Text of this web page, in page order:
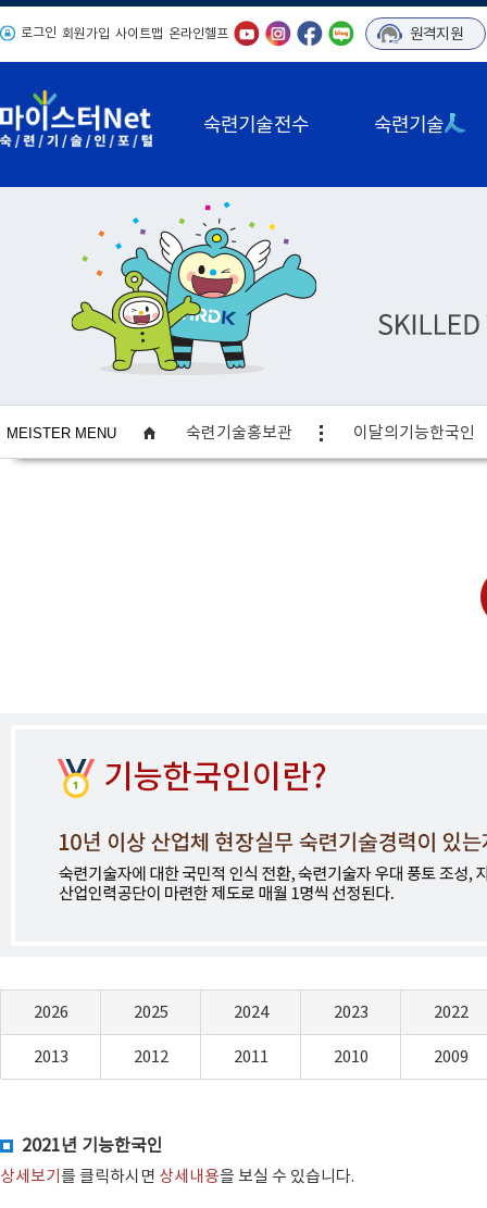
로그인 회원가입 사이트맵 온라인헬프 원격지원
숙련기술전수 숙련기술
MEISTER MENU 숙련기술홍보관 이달의기능한국인
사이트맵
2026 2025 2024 2023 2022
2013 2012 2011 2010 2009
2021년 기능한국인
상세보기를 클릭하시면 상세내용을 보실 수 있습니다.